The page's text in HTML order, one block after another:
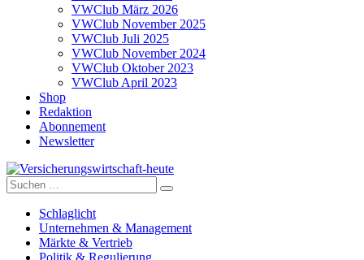
VWClub März 2026
VWClub November 2025
VWClub Juli 2025
VWClub November 2024
VWClub Oktober 2023
VWClub April 2023
Shop
Redaktion
Abonnement
Newsletter
Versicherungswirtschaft-heute
Suche
nach:
Schlaglicht
Unternehmen & Management
Märkte & Vertrieb
Politik & Regulierung